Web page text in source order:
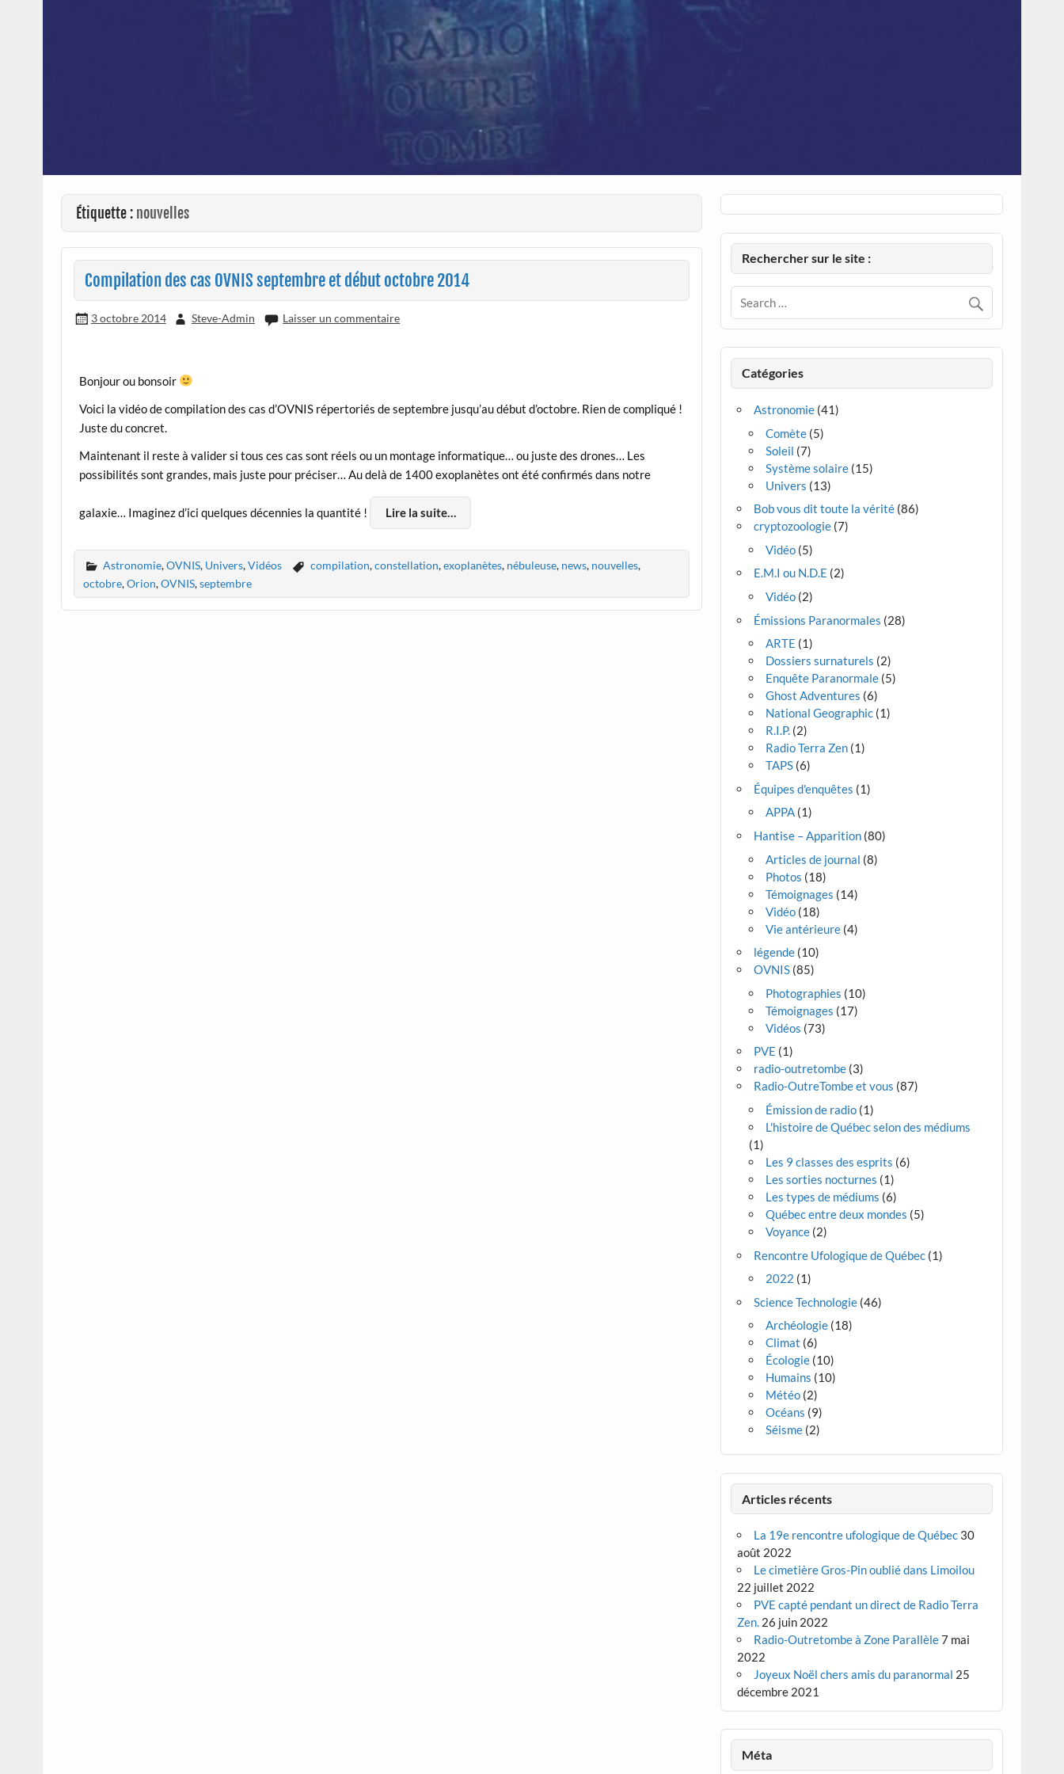
Étiquette : nouvelles
Compilation des cas OVNIS septembre et début octobre 2014
3 octobre 2014 Steve-Admin Laisser un commentaire
Bonjour ou bonsoir
Voici la vidéo de compilation des cas d’OVNIS répertoriés de septembre jusqu’au début d’octobre. Rien de compliqué !
Juste du concret.
Maintenant il reste à valider si tous ces cas sont réels ou un montage informatique… ou juste des drones… Les
possibilités sont grandes, mais juste pour préciser… Au delà de 1400 exoplanètes ont été confirmés dans notre
galaxie… Imaginez d’ici quelques décennies la quantité ! Lire la suite…
Astronomie,OVNIS, Univers,Vidéos compilation,constellation,exoplanètes, nébuleuse, news, nouvelles,
octobre,Orion,OVNIS,septembre
Rechercher sur le site :
Catégories
Astronomie (41)
Comète (5)
Soleil (7)
Système solaire (15)
Univers (13)
Bob vous dit toute la vérité (86)
cryptozoologie (7)
Vidéo (5)
E.M.I ou N.D.E (2)
Vidéo (2)
Émissions Paranormales (28)
ARTE (1)
Dossiers surnaturels (2)
Enquête Paranormale (5)
Ghost Adventures (6)
National Geographic (1)
R.I.P. (2)
Radio Terra Zen (1)
TAPS (6)
Équipes d'enquêtes (1)
APPA (1)
Hantise – Apparition (80)
Articles de journal (8)
Photos (18)
Témoignages (14)
Vidéo (18)
Vie antérieure (4)
légende (10)
OVNIS (85)
Photographies (10)
Témoignages (17)
Vidéos (73)
PVE (1)
radio-outretombe (3)
Radio-OutreTombe et vous (87)
Émission de radio (1)
L'histoire de Québec selon des médiums
(1)
Les 9 classes des esprits (6)
Les sorties nocturnes (1)
Les types de médiums (6)
Québec entre deux mondes (5)
Voyance (2)
Rencontre Ufologique de Québec (1)
2022 (1)
Science Technologie (46)
Archéologie (18)
Climat (6)
Écologie (10)
Humains (10)
Météo (2)
Océans (9)
Séisme (2)
Articles récents
La 19e rencontre ufologique de Québec 30
août 2022
Le cimetière Gros-Pin oublié dans Limoilou
22 juillet 2022
PVE capté pendant un direct de Radio Terra
Zen. 26 juin 2022
Radio-Outretombe à Zone Parallèle7 mai
2022
Joyeux Noël chers amis du paranormal 25
décembre 2021
Méta